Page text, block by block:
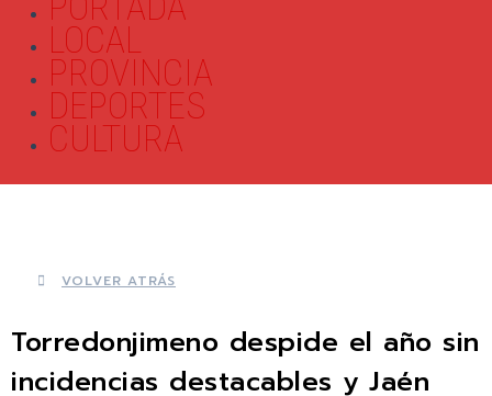
LOCAL
PROVINCIA
DEPORTES
CULTURA
VOLVER ATRÁS
Torredonjimeno despide el año sin
incidencias destacables y Jaén